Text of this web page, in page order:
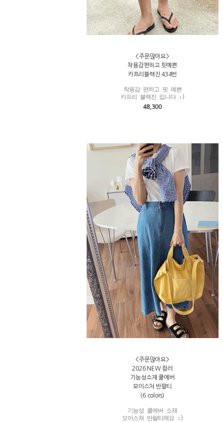
<주문많아요>
착용감편하고 핏예쁜
카프리블랙진 434번
착용감 편하고 핏 예쁜
카프리 블랙진 입니다 :)
48,300
<주문많아요>
2026 NEW 컬러
기능성소재 쿨에버
모이스쳐 반팔티
(6 colors)
기능성 쿨에버 소재
모이스쳐 반팔티에요 :)